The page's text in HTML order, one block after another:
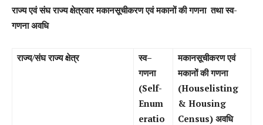
राज्य एवं संघ राज्य क्षेत्रवार मकानसूचीकरण एवं मकानों की गणना तथा स्व-
गणना अवधि
राज्य/संघ राज्य क्षेत्र स्व–
गणना
(Self-
Enum
eratio
मकानसूचीकरण एवं
मकानों की गणना
(Houselisting
& Housing
Census) अवधि